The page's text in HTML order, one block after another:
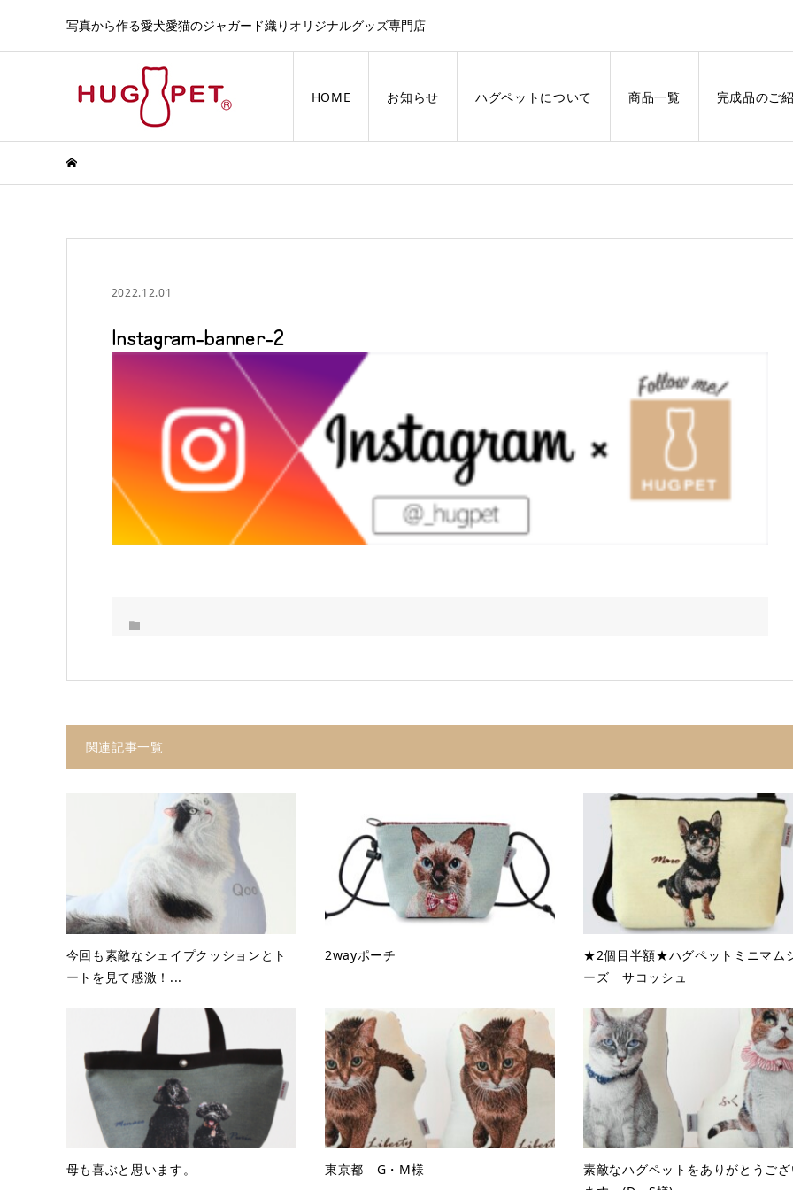
写真から作る愛犬愛猫のジャガード織りオリジナルグッズ専門店
HOME お知らせ ハグペットについて 商品一覧 完成品のご
2022.12.01
Instagram-banner-2
関連記事一覧
今回も素敵なシェイプクッションとト
ートを見て感激！...
2wayポーチ
★2個目半額★ハグペットミニマム
ーズ サコッシュ
母も喜ぶと思います。 東京都 G・M様
素敵なハグペットをありがとうご